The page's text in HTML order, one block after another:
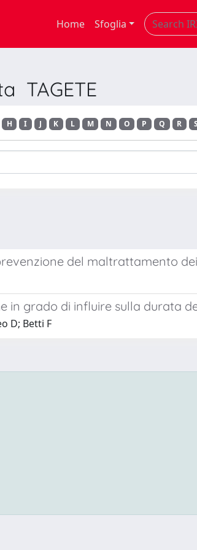
Home Sfoglia
TAGETE
H I J K L M N O P Q R S
del maltrattamento
in grado di influire sulla durata
D; Betti F